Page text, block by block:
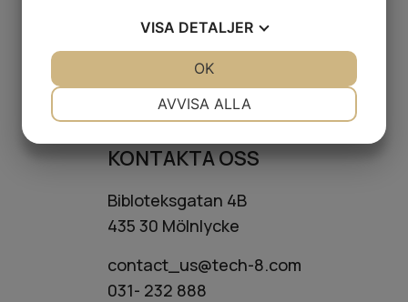
Start
Jobba hos oss
Kontakt
KONTAKTA OSS
Bibloteksgatan 4B
435 30 Mölnlycke
contact_us@tech-8.com
031- 232 888
VISA DETALJER
MARKNADSFÖRING STATISTIK
AVVISA ALLA
OK